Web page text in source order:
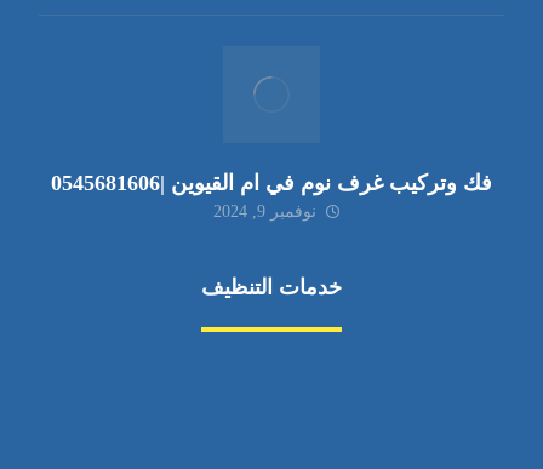
فك وتركيب غرف نوم في ام القيوين |0545681606
نوفمبر 9, 2024
خدمات التنظيف